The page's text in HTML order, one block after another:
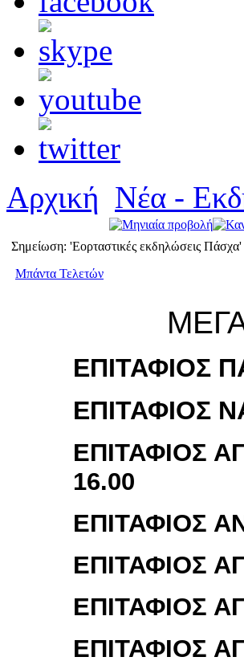
Αρχική Νέα -
Σημείωση: 'Εορταστικές εκδηλώσεις Πάσχα'
Μπάντα Τελετών
ΕΠΙΤΑΦΙΟΣ
ΕΠΙΤΑΦΙΟΣ
ΕΠΙΤΑΦΙΟΣ
16.00
ΕΠΙΤΑΦΙΟΣ
ΕΠΙΤΑΦΙΟΣ
ΕΠΙΤΑΦΙΟΣ
ΕΠΙΤΑΦΙΟΣ